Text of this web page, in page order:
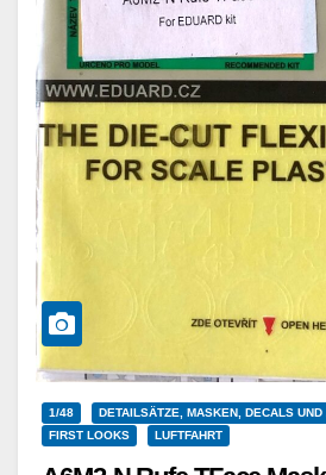
1/48
DETAILSÄTZE, MASKEN, DECALS UND
FIRST LOOKS
LUFTFAHRT